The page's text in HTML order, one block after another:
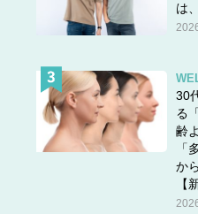
という意味です。
合いがあります。それもそ
「いつわる。あざむく。だ
（出典：詐｜漢字一字｜漢
なお、「詐」は音読み「サ
られていませんが、「いつ
ます。とはいえ、基本的に
読むことがほとんどです。
は
30
る
齢
「
か
【